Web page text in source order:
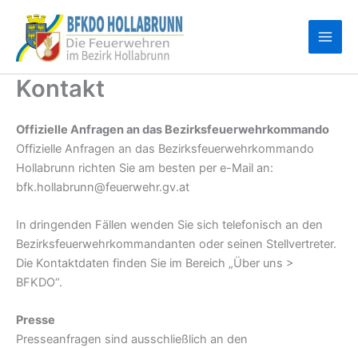
Inhalt
springen
Kontakt
Offizielle Anfragen an das Bezirksfeuerwehrkommando
Offizielle Anfragen an das Bezirksfeuerwehrkommando
Hollabrunn richten Sie am besten per e-Mail an:
bfk.hollabrunn@feuerwehr.gv.at
In dringenden Fällen wenden Sie sich telefonisch an den
Bezirksfeuerwehrkommandanten oder seinen Stellvertreter.
Die Kontaktdaten finden Sie im Bereich „Über uns >
BFKDO“.
Presse
Presseanfragen sind ausschließlich an den